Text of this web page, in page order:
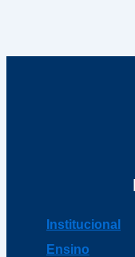
Institucional
Ensino